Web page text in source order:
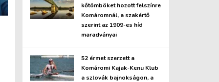
kőtömböket hozott felszínre
Komáromnál, a szakértő
szerint az 1909-es híd
maradványai
52 érmet szerzett a
Komáromi Kajak-Kenu Klub
a szlovák bajnokságon, a